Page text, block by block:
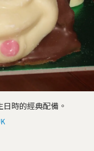
日時的經典配備。